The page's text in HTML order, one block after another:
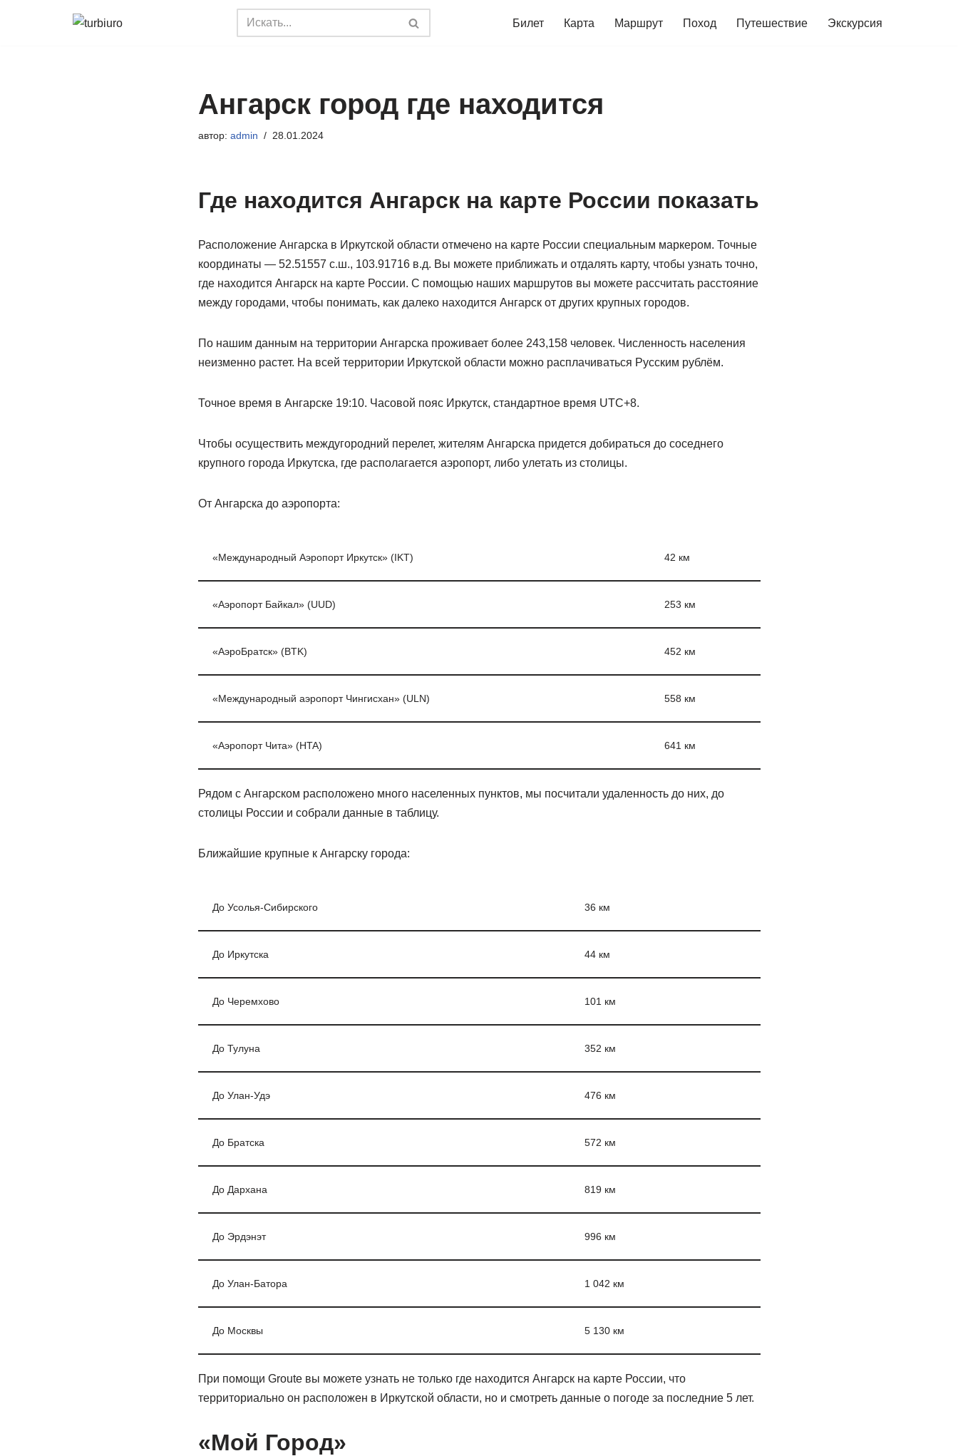
Билет Карта Маршрут Поход Путешествие Экскурсия
Ангарск город где находится
автор: admin 28.01.2024
Где находится Ангарск на карте России показать
Расположение Ангарска в Иркутской области отмечено на карте России специальным маркером. Точные
координаты — 52.51557 с.ш., 103.91716 в.д. Вы можете приближать и отдалять карту, чтобы узнать точно,
где находится Ангарск на карте России. С помощью наших маршрутов вы можете рассчитать расстояние
между городами, чтобы понимать, как далеко находится Ангарск от других крупных городов.
По нашим данным на территории Ангарска проживает более 243,158 человек. Численность населения
неизменно растет. На всей территории Иркутской области можно расплачиваться Русским рублём.
Точное время в Ангарске 19:10. Часовой пояс Иркутск, стандартное время UTC+8.
Чтобы осуществить междугородний перелет, жителям Ангарска придется добираться до соседнего
крупного города Иркутска, где располагается аэропорт, либо улетать из столицы.
От Ангарска до аэропорта:
«Международный Аэропорт Иркутск» (IKT) 42 км
«Аэропорт Байкал» (UUD) 253 км
«АэроБратск» (BTK) 452 км
«Международный аэропорт Чингисхан» (ULN) 558 км
«Аэропорт Чита» (HTA) 641 км
Рядом с Ангарском расположено много населенных пунктов, мы посчитали удаленность до них, до
столицы России и собрали данные в таблицу.
Ближайшие крупные к Ангарску города:
До Усолья-Сибирского 36 км
До Иркутска 44 км
До Черемхово 101 км
До Тулуна 352 км
До Улан-Удэ 476 км
До Братска 572 км
До Дархана 819 км
До Эрдэнэт 996 км
До Улан-Батора 1 042 км
До Москвы 5 130 км
При помощи Groute вы можете узнать не только где находится Ангарск на карте России, что
территориально он расположен в Иркутской области, но и смотреть данные о погоде за последние 5 лет.
«Мой Город»